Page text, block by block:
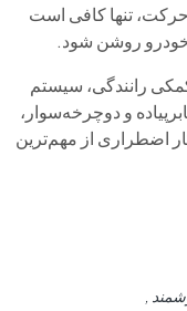
تنها کافی است
خودرو روشن شود.
رانندگی، سیستم
و دوچرخه‌سوار،
اضطراری از مهم‌ترین